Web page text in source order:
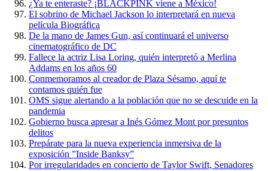
¿Ya te enteraste? ¡BLACKPINK viene a México!
El sobrino de Michael Jackson lo interpretará en nueva
película Biográfica
De la mano de James Gun, así continuará el universo
cinematográfico de DC
Fallece la actriz Lisa Loring, quién interpretó a Merlina
Addams en los años 60
Conmemoramos al creador de Plaza Sésamo, aquí te
contamos quién fue
OMS sigue alertando a la población que no se descuide en la
pandemia
Gobierno busca apresar a Inés Gómez Mont por presuntos
delitos
Prepárate para la nueva experiencia inmersiva de la
exposición ”Inside Banksy”
Por irregularidades en concierto de Taylor Swift, Senadores